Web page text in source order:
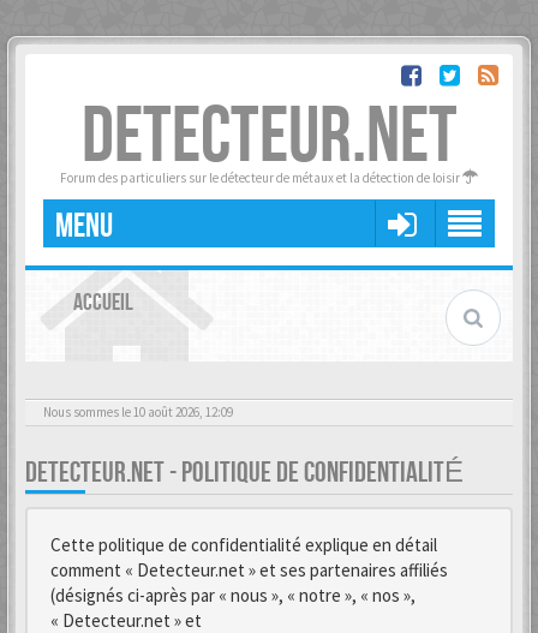
DETECTEUR.NET
Forum des particuliers sur le détecteur de métaux et la détection de loisir
MENU
ACCUEIL
Nous sommes le 10 août 2026, 12:09
DETECTEUR.NET - POLITIQUE DE CONFIDENTIALITÉ
Cette politique de confidentialité explique en détail
comment « Detecteur.net » et ses partenaires affiliés
(désignés ci-après par « nous », « notre », « nos »,
« Detecteur.net » et